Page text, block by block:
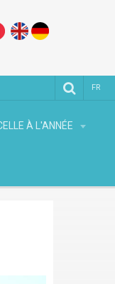
À L'ANNÉE
FR